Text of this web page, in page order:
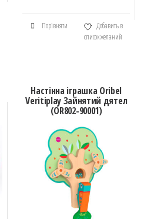
Порівняти
Добавить в
список желаний
Настінна іграшка Oribel
Veritiplay Зайнятий дятел
(OR802-90001)